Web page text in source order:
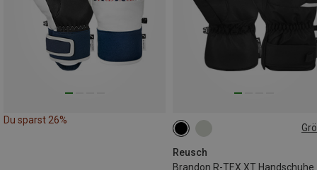
Du sparst 26%
Reusch
Brandon R-TEX XT Handschuhe
6.5 11